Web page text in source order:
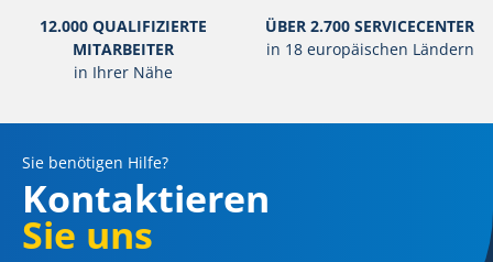
12.000 QUALIFIZIERTE
MITARBEITER
in Ihrer Nähe
ÜBER 2.700 SERVICECENTER
in 18 europäischen Ländern
Sie benötigen Hilfe?
Kontaktieren
Sie uns